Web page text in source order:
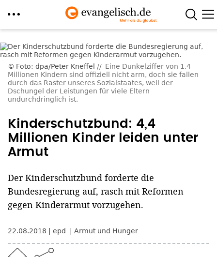
zum
InhaltFoto: dpa/Peter Kneffel
Eine Dunkelziffer von 1,4
Millionen Kindern sind offiziell nicht arm, doch sie fallen
durch das Raster unseres Sozialstaates, weil der
Dschungel der Leistungen für viele Eltern
undurchdringlich ist.
Kinderschutzbund: 4,4
Millionen Kinder leiden unter
Armut
Der Kinderschutzbund forderte die
Bundesregierung auf, rasch mit Reformen
gegen Kinderarmut vorzugehen.
22.08.2018 epd Armut und Hunger